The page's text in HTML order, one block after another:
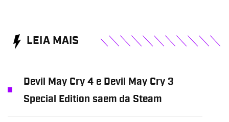
LEIA MAIS
Devil May Cry 4 e Devil May Cry 3
Special Edition saem da Steam